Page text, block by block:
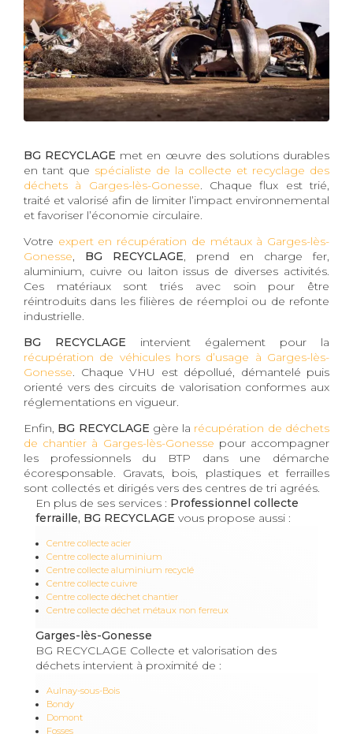
BG RECYCLAGE met en œuvre des solutions durables
en tant que spécialiste de la collecte et recyclage des
déchets à Garges-lès-Gonesse. Chaque flux est trié,
traité et valorisé afin de limiter l’impact environnemental
et favoriser l’économie circulaire.
Votre expert en récupération de métaux à Garges-lès-
Gonesse, BG RECYCLAGE, prend en charge fer,
aluminium, cuivre ou laiton issus de diverses activités.
Ces matériaux sont triés avec soin pour être
réintroduits dans les filières de réemploi ou de refonte
industrielle.
BG RECYCLAGE intervient également pour la
récupération de véhicules hors d’usage à Garges-lès-
Gonesse. Chaque VHU est dépollué, démantelé puis
orienté vers des circuits de valorisation conformes aux
réglementations en vigueur.
Enfin, BG RECYCLAGE gère la récupération de déchets
de chantier à Garges-lès-Gonesse pour accompagner
les professionnels du BTP dans une démarche
écoresponsable. Gravats, bois, plastiques et ferrailles
sont collectés et dirigés vers des centres de tri agréés.
En plus de ses services : Professionnel collecte
ferraille, BG RECYCLAGE vous propose aussi :
Centre collecte acier
Centre collecte aluminium
Centre collecte aluminium recyclé
Centre collecte cuivre
Centre collecte déchet chantier
Centre collecte déchet métaux non ferreux
Garges-lès-Gonesse
BG RECYCLAGE Collecte et valorisation des
déchets intervient à proximité de :
Aulnay-sous-Bois
Bondy
Domont
Fosses